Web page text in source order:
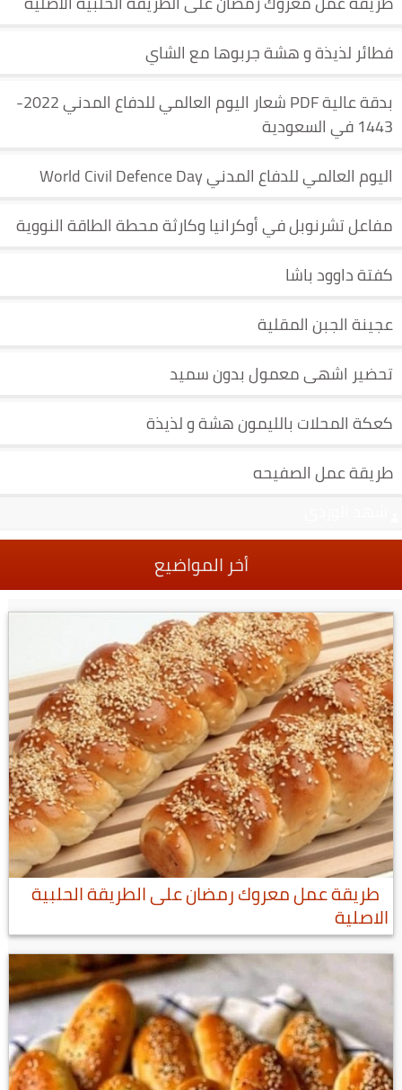
فطائر لذيذة و هشة جربوها مع الشاي
بدقة عالية PDF شعار اليوم العالمي للدفاع المدني 2022-
1443 في السعودية
اليوم العالمي للدفاع المدني World Civil Defence Day
مفاعل تشرنوبل في أوكرانيا وكارثة محطة الطاقة النووية
كفتة داوود باشا
عجينة الجبن المقلية
تحضير اشهى معمول بدون سميد
كعكة المحلات بالليمون هشة و لذيذة
طريقة عمل الصفيحه
أخر المواضيع
طريقة عمل معروك رمضان على الطريقة الحلبية
الاصلية